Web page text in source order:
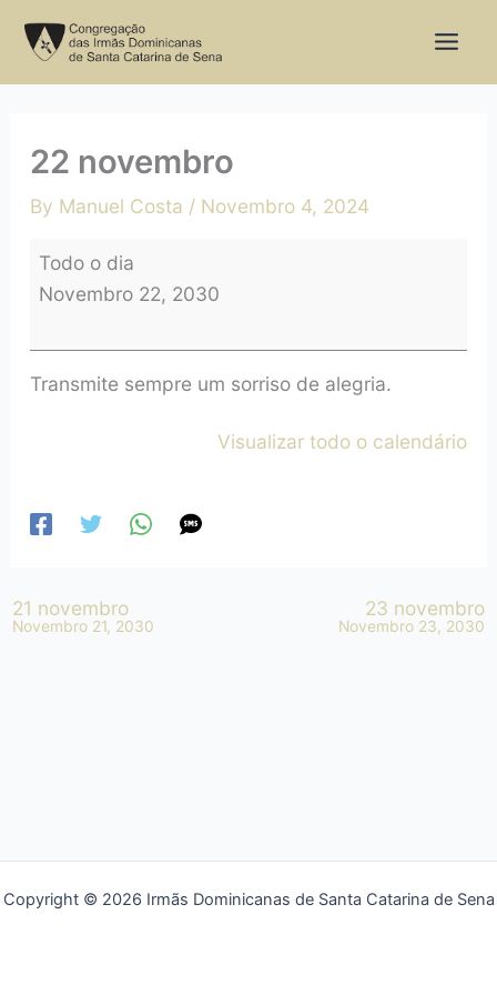
22 novembro
By Manuel Costa / Novembro 4, 2024
novembro
Todo o dia
Novembro 22, 2030
Transmite sempre um sorriso de alegria.
Visualizar todo o calendário
21 novembro
Novembro 21, 2030
23 novembro
Novembro 23, 2030
Copyright © 2026 Irmãs Dominicanas de Santa Catarina de Sena